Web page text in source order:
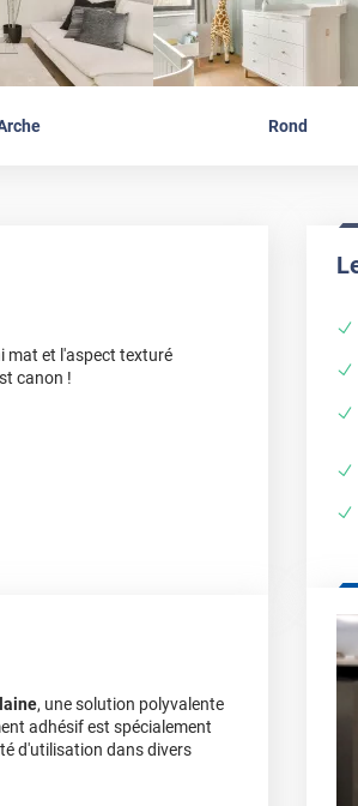
Rond
mat et l'aspect texturé
canon !
, une solution polyvalente
adhésif est spécialement
d'utilisation dans divers